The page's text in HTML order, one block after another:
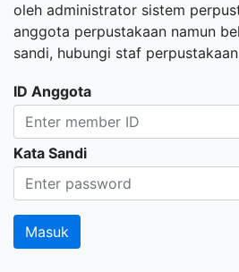
oleh administrator sistem
anggota perpustakaan namun
sandi, hubungi staf
ID Anggota
Kata Sandi